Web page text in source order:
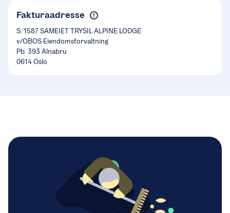
Fakturaadresse
S. 1587 SAMEIET TRYSIL ALPINE LODGE
v/OBOS Eiendomsforvaltning
Pb. 393 Alnabru
0614 Oslo